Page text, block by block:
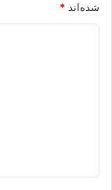
شده‌اند *
*